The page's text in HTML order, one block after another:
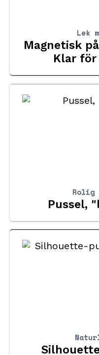
Lek
Magnetisk
Klar
Rolig
Pussel,